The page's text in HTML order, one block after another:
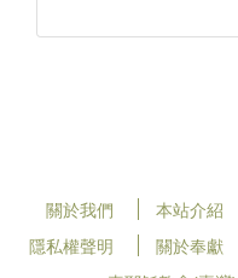
關於我們 本站介紹
隱私權聲明
關於奉獻